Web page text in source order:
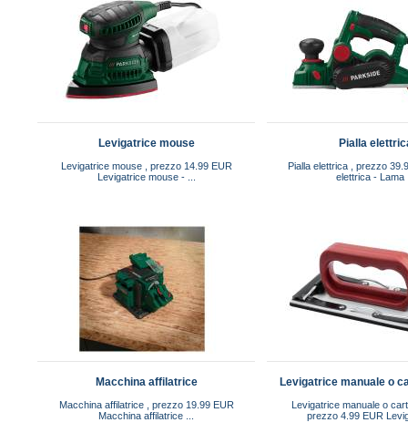
Levigatrice mouse
Levigatrice mouse , prezzo 14.99 EUR
Levigatrice mouse - ...
Pialla
Pialla elettrica , prezzo
elettrica - Lama
Macchina affilatrice
Macchina affilatrice , prezzo 19.99 EUR
Macchina affilatrice ...
Levigatrice manuale o
Levigatrice manuale o
prezzo 4.99 EUR